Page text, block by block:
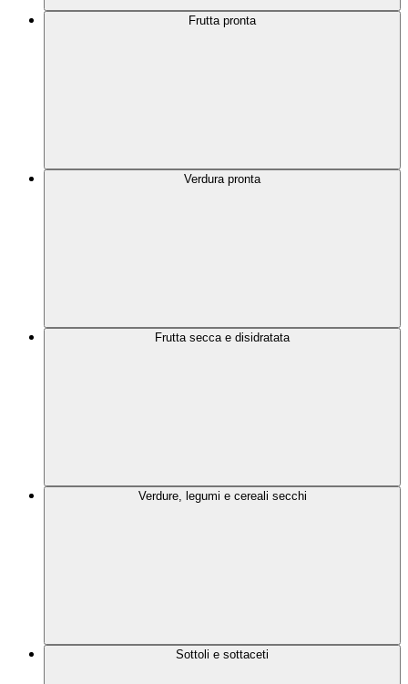
Frutta pronta
Verdura pronta
Frutta secca e disidratata
Verdure, legumi e cereali secchi
Sottoli e sottaceti